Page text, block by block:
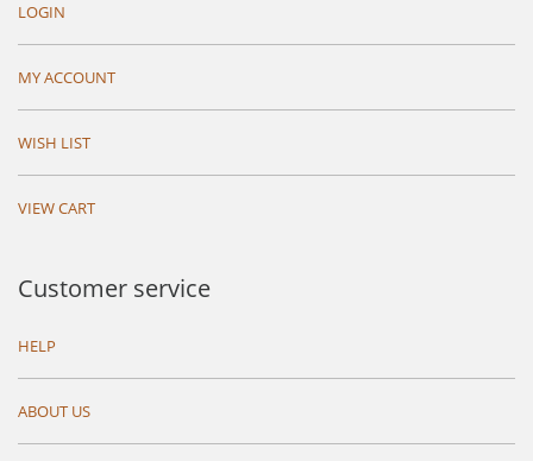
LOGIN
MY ACCOUNT
WISH LIST
VIEW CART
Customer service
HELP
ABOUT US